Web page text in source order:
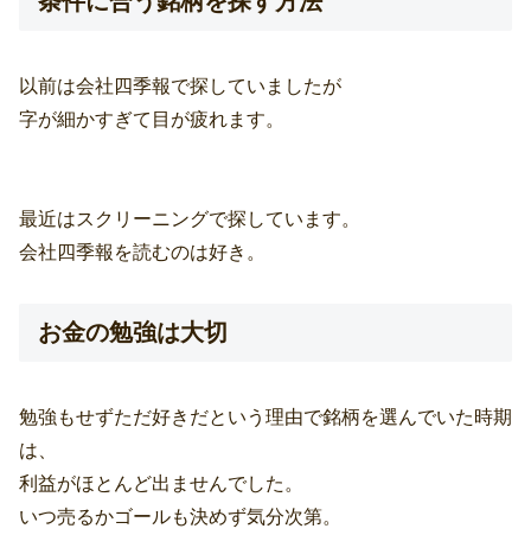
以前は会社四季報で探していましたが
字が細かすぎて目が疲れます。
最近はスクリーニングで探しています。
会社四季報を読むのは好き。
お金の勉強は大切
勉強もせずただ好きだという理由で銘柄を選んでいた時期
は、
利益がほとんど出ませんでした。
いつ売るかゴールも決めず気分次第。